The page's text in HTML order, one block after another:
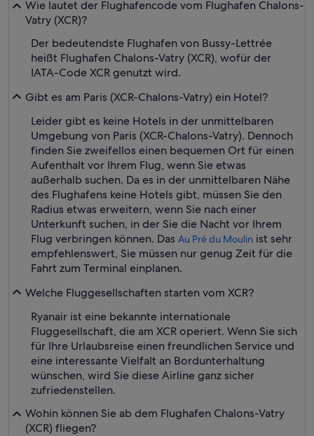
Wie lautet der Flughafencode vom Flughafen Chalons-
Vatry (XCR)?
Der bedeutendste Flughafen von Bussy-Lettrée
heißt Flughafen Chalons-Vatry (XCR), wofür der
IATA-Code XCR genutzt wird.
Gibt es am Paris (XCR-Chalons-Vatry) ein Hotel?
Leider gibt es keine Hotels in der unmittelbaren
Umgebung von Paris (XCR-Chalons-Vatry). Dennoch
finden Sie zweifellos einen bequemen Ort für einen
Aufenthalt vor Ihrem Flug, wenn Sie etwas
außerhalb suchen. Da es in der unmittelbaren Nähe
des Flughafens keine Hotels gibt, müssen Sie den
Radius etwas erweitern, wenn Sie nach einer
Unterkunft suchen, in der Sie die Nacht vor Ihrem
Flug verbringen können. Das Au Pré du Moulin ist sehr
empfehlenswert, Sie müssen nur genug Zeit für die
Fahrt zum Terminal einplanen.
Welche Fluggesellschaften starten vom XCR?
Ryanair ist eine bekannte internationale
Fluggesellschaft, die am XCR operiert. Wenn Sie sich
für Ihre Urlaubsreise einen freundlichen Service und
eine interessante Vielfalt an Bordunterhaltung
wünschen, wird Sie diese Airline ganz sicher
zufriedenstellen.
Wohin können Sie ab dem Flughafen Chalons-Vatry
(XCR) fliegen?